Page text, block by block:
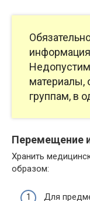
материалы,
группам, в
Перемещение
Хранить
образом:
Для